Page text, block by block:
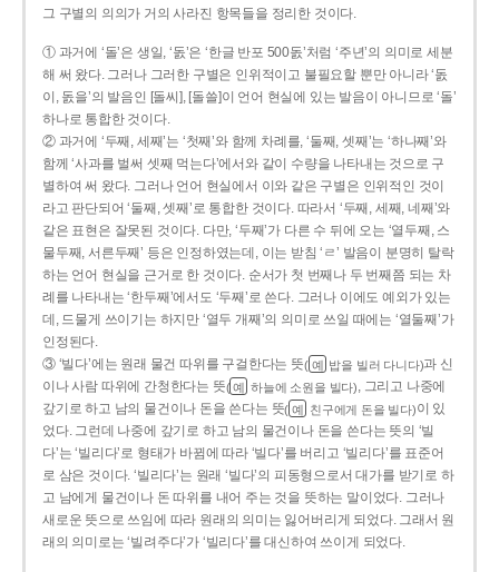
그 구별의 의의가 거의 사라진 항목들을 정리한 것이다.
① 과거에 ‘돌’은 생일, ‘돐’은 ‘한글 반포 500돐’처럼 ‘주년’의 의미로 세분
해 써 왔다. 그러나 그러한 구별은 인위적이고 불필요할 뿐만 아니라 ‘돐
이, 돐을’의 발음인 [돌씨], [돌쓸]이 언어 현실에 있는 발음이 아니므로 ‘돌’
하나로 통합한 것이다.
② 과거에 ‘두째, 세째’는 ‘첫째’와 함께 차례를, ‘둘째, 셋째’는 ‘하나째’와
함께 ‘사과를 벌써 셋째 먹는다’에서와 같이 수량을 나타내는 것으로 구
별하여 써 왔다. 그러나 언어 현실에서 이와 같은 구별은 인위적인 것이
라고 판단되어 ‘둘째, 셋째’로 통합한 것이다. 따라서 ‘두째, 세째, 네째’와
같은 표현은 잘못된 것이다. 다만, ‘두째’가 다른 수 뒤에 오는 ‘열두째, 스
물두째, 서른두째’ 등은 인정하였는데, 이는 받침 ‘ㄹ’ 발음이 분명히 탈락
하는 언어 현실을 근거로 한 것이다. 순서가 첫 번째나 두 번째쯤 되는 차
례를 나타내는 ‘한두째’에서도 ‘두째’로 쓴다. 그러나 이에도 예외가 있는
데, 드물게 쓰이기는 하지만 ‘열두 개째’의 의미로 쓰일 때에는 ‘열둘째’가
인정된다.
③ ‘빌다’에는 원래 물건 따위를 구걸한다는 뜻( 예 밥을 빌러 다니다)과 신
이나 사람 따위에 간청한다는 뜻( 예 하늘에 소원을 빌다), 그리고 나중에
갚기로 하고 남의 물건이나 돈을 쓴다는 뜻( 예 친구에게 돈을 빌다)이 있
었다. 그런데 나중에 갚기로 하고 남의 물건이나 돈을 쓴다는 뜻의 ‘빌
다’는 ‘빌리다’로 형태가 바뀜에 따라 ‘빌다’를 버리고 ‘빌리다’를 표준어
로 삼은 것이다. ‘빌리다’는 원래 ‘빌다’의 피동형으로서 대가를 받기로 하
고 남에게 물건이나 돈 따위를 내어 주는 것을 뜻하는 말이었다. 그러나
새로운 뜻으로 쓰임에 따라 원래의 의미는 잃어버리게 되었다. 그래서 원
래의 의미로는 ‘빌려주다’가 ‘빌리다’를 대신하여 쓰이게 되었다.